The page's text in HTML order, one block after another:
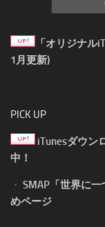
「オリジナル
1月更新)
PICK UP
iTunesダウン
中！
・ SMAP「世界に
めページ